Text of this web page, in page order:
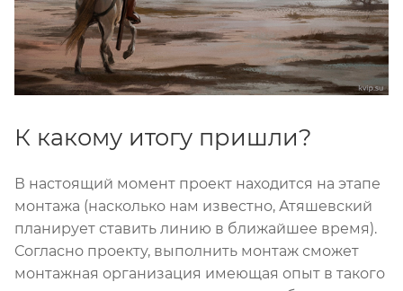
К какому итогу пришли?
В настоящий момент проект находится на этапе
монтажа (насколько нам известно, Атяшевский
планирует ставить линию в ближайшее время).
Согласно проекту, выполнить монтаж сможет
монтажная организация имеющая опыт в такого